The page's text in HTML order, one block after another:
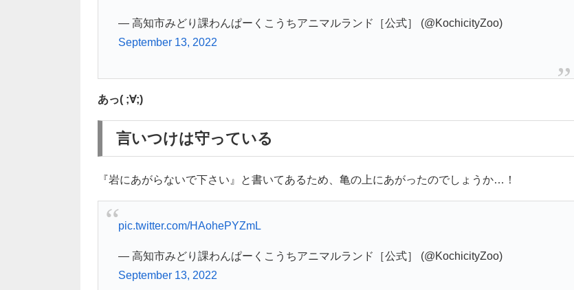
— 高知市みどり課わんぱーくこうちアニマルランド［公式］ (@KochicityZoo)
September 13, 2022
あっ( ;∀;)
言いつけは守っている
『岩にあがらないで下さい』と書いてあるため、亀の上にあがったのでしょうか…！
pic.twitter.com/HAohePYZmL
— 高知市みどり課わんぱーくこうちアニマルランド［公式］ (@KochicityZoo)
September 13, 2022